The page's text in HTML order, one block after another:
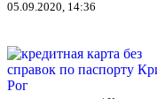
05.09.2020, 14:36